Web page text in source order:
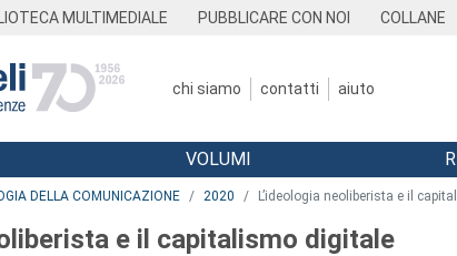
MULTIMEDIALE PUBBLICARE CON NOI COLLANE
chi siamo contatti aiuto
VOLUMI
DELLA COMUNICAZIONE 2020 L’ideologia neoliberista e il
e il capitalismo digitale